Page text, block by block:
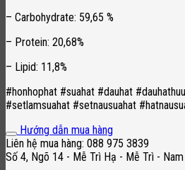
– Carbohydrate: 59,65 %
– Protein: 20,68%
– Lipid: 11,8%
#honhophat #suahat #dauhat
#setlamsuahat #setnausuahat
Hướng dẫn mua hàng
Liên hệ mua hàng: 088 975 3839
Số 4, Ngõ 14 - Mễ Trì Hạ - Mễ Trì -